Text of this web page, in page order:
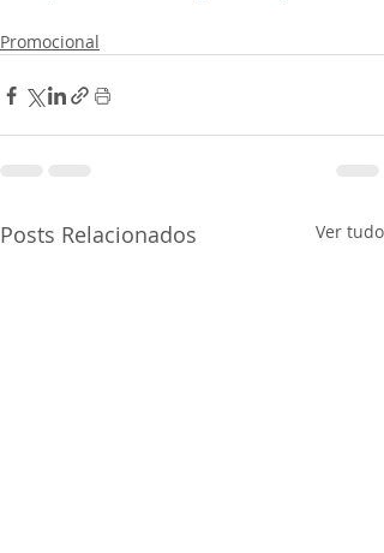
Promocional
Posts Relacionados Ver tudo